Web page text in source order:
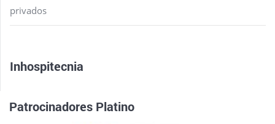
privados
Inhospitecnia
Patrocinadores Platino